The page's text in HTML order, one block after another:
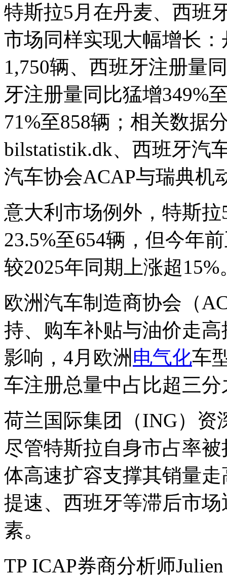
特斯拉5月在丹麦、西班
市场同样实现大幅增长
1,750辆、西班牙注册量
牙注册量同比猛增349%
71%至858辆；相关数据
bilstatistik.dk、西班牙汽
汽车协会ACAP与瑞典机
意大利市场例外，特斯
23.5%至654辆，但今年
较2025年同期上涨超15%
欧洲汽车制造商协会（
持、购车补贴与油价走
影响，4月欧洲 电气化车
车注册总量中占比超三分
荷兰国际集团（ING）资
尽管特斯拉自身市占率
体高速扩容支撑其销量
提速、西班牙等滞后市
素。
TP ICAP券商分析师